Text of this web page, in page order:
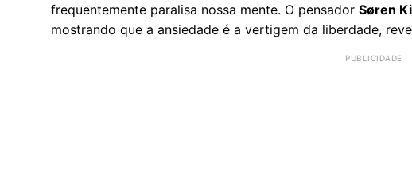
frequentemente paralisa nossa mente. O pensador Søren
mostrando que a ansiedade é a vertigem da liberdade,